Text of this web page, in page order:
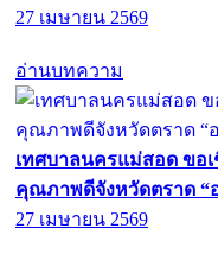
27 เมษายน 2569
อ่านบทความ
เทศบาลนครแม่สอด ขอ
คุณภาพดีจังหวัดตราด
27 เมษายน 2569